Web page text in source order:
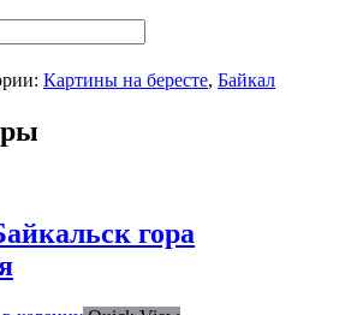
Картины на бересте, Байкал
гора